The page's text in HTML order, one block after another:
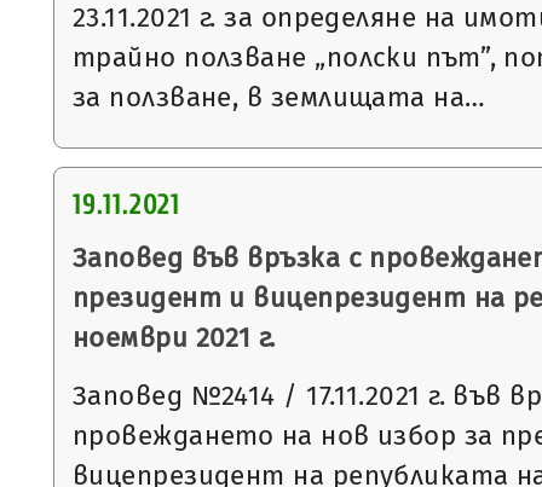
23.11.2021 г. за определяне на
трайно ползване „полски път”,
за ползване, в землищата на…
19.11.2021
Заповед във връзка с
президент и вицепрезидент на
ноември 2021 г.
Заповед №2414 / 17.11.2021 г. във
провеждането на нов избор за
вицепрезидент на републиката